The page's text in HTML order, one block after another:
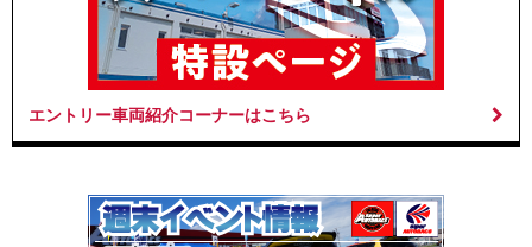
エントリー車両紹介コーナーはこちら